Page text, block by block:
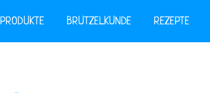
PRODUKTE BRUTZELKUNDE REZEPTE